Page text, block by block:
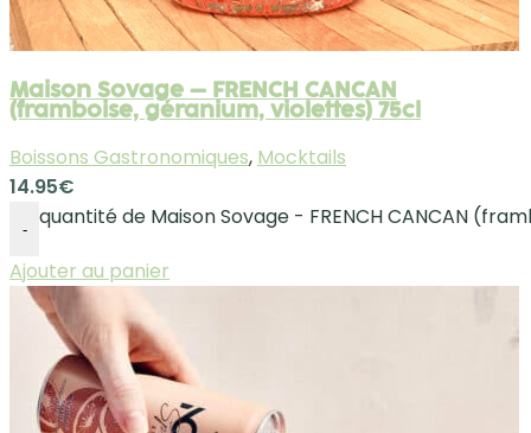
Maison Sovage – FRENCH CANCAN
(framboise, géranium, violettes) 75cl
Boissons Gastronomiques, Mocktails
14.95€
-
quantité de Maison Sovage - FRENCH CANCAN
Ajouter au panier